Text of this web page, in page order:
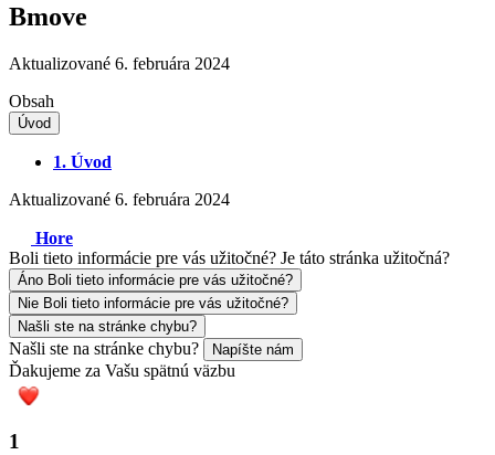
Bmove
Aktualizované 6. februára 2024
Obsah
Úvod
1. Úvod
Aktualizované 6. februára 2024
Hore
Boli tieto informácie pre vás užitočné? Je táto stránka užitočná?
Áno Boli tieto informácie pre vás užitočné?
Nie Boli tieto informácie pre vás užitočné?
Našli ste na stránke chybu?
Našli ste na stránke chybu? Napíšte nám
Ďakujeme za Vašu spätnú väzbu
1